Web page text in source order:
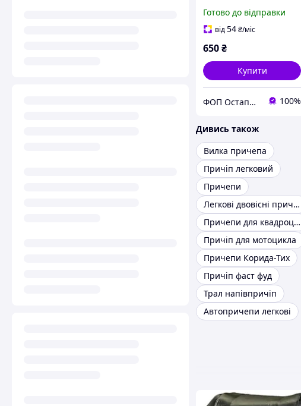
05, 105.082.01.070
Готово до відправки
від54₴/міс
650₴
Купити
ФОП Остапчук Юрій Олександрович 100%
Дивись також
Вилка причепа
Причіп легковий
Причепи
Легкові двовісні причепи
Причепи для квадроцикла
Причіп для мотоцикла
Причепи Корида-Тих
Причіп фаст фуд
Трал напівпричіп
Автопричепи легкові